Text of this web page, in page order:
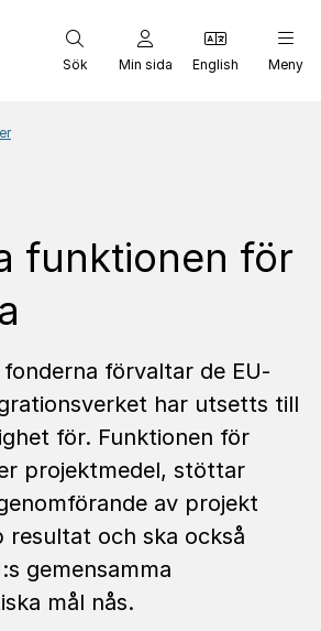
Sök Min sida English Meny
funktionen för
förvaltar de EU-
har utsetts till
för. Funktionen för
projektmedel, stöttar
av projekt
resultat och ska också
gemensamma
mål nås.